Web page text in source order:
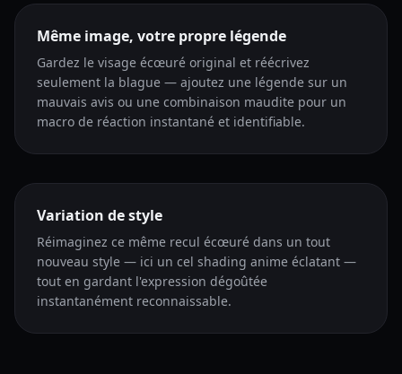
Même image, votre propre légende
Gardez le visage écœuré original et réécrivez
seulement la blague — ajoutez une légende sur un
mauvais avis ou une combinaison maudite pour un
macro de réaction instantané et identifiable.
Variation de style
Réimaginez ce même recul écœuré dans un tout
nouveau style — ici un cel shading anime éclatant —
tout en gardant l'expression dégoûtée
instantanément reconnaissable.